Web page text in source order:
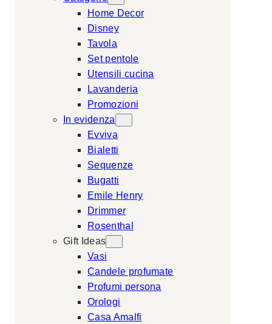
s
Home Decor
Disney
Tavola
Set pentole
Utensili cucina
Lavanderia
Promozioni
In evidenza
Evviva
Bialetti
Sequenze
Bugatti
Emile Henry
Drimmer
Rosenthal
Gift Ideas
Vasi
Candele profumate
Profumi persona
Orologi
Casa Amalfi